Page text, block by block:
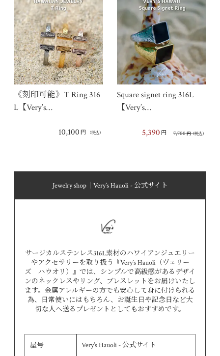
《刻印可能》T Ring 316
L【Very’s…
10,100 円 （税込）
Square signet ring 316L
【Very’s…
7,700円（税込）
5,390 円
Jewelry shop｜Very’s Hauoli - 公式サイト
サージカルステンレス316L素材のハワイアンジュエリー
やアクセサリーを取り扱う『Very’s Hauoli（ヴェリー
ズ ハウオリ）』では、シンプルで高級感があるデザイ
ンのネックレスやリング、ブレスレットをお届けいたし
ます。金属アレルギーの方でも安心して身に付けられる
為、日常使いにはもちろん、お誕生日や記念日など大
切な人へ送るプレゼントとしてもおすすめです。
屋号 Very’s Hauoli - 公式サイト